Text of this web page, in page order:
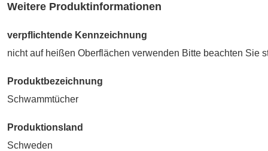
Weitere Produktinformationen
verpflichtende Kennzeichnung
nicht auf heißen Oberflächen verwenden Bitte beachten Sie
Produktbezeichnung
Schwammtücher
Produktionsland
Schweden